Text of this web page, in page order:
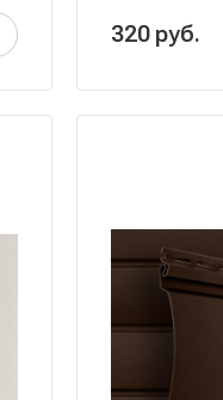
320 руб.